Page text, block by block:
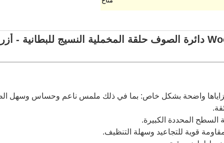
مزاياها واضحة بشكل خاص: بما في ذلك ملمس ناعم وحساس وسهل